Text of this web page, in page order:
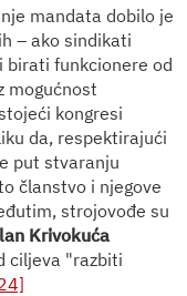
mandata dobilo je
– ako sindikati
birati funkcionere od
mogućnost
kongresi
da, respektirajući
put stvaranju
članstvo i njegove
strojovođe su
Krivokuća
ciljeva "razbiti